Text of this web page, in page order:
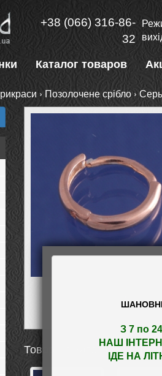
З 7 по
НАШ
ІДЕ НА
+38 (066) 316-86-
32
Каталог товаров
›Позолочене срібло›
Товары в категории